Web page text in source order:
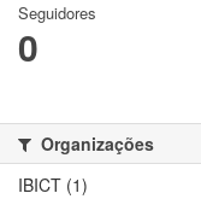
Seguidores
0
Organizações
IBICT (1)